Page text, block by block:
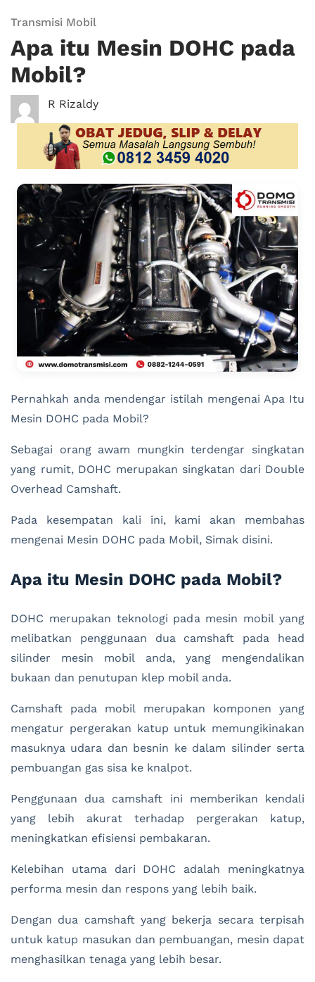
Transmisi Mobil
Apa itu Mesin DOHC pada
Mobil?
R Rizaldy
Pernahkah anda mendengar istilah mengenai Apa Itu
Mesin DOHC pada Mobil?
Sebagai orang awam mungkin terdengar singkatan
yang rumit, DOHC merupakan singkatan dari Double
Overhead Camshaft.
Pada kesempatan kali ini, kami akan membahas
mengenai Mesin DOHC pada Mobil, Simak disini.
Apa itu Mesin DOHC pada Mobil?
DOHC merupakan teknologi pada mesin mobil yang
melibatkan penggunaan dua camshaft pada head
silinder mesin mobil anda, yang mengendalikan
bukaan dan penutupan klep mobil anda.
Camshaft pada mobil merupakan komponen yang
mengatur pergerakan katup untuk memungikinakan
masuknya udara dan besnin ke dalam silinder serta
pembuangan gas sisa ke knalpot.
Penggunaan dua camshaft ini memberikan kendali
yang lebih akurat terhadap pergerakan katup,
meningkatkan efisiensi pembakaran.
Kelebihan utama dari DOHC adalah meningkatnya
performa mesin dan respons yang lebih baik.
Dengan dua camshaft yang bekerja secara terpisah
untuk katup masukan dan pembuangan, mesin dapat
menghasilkan tenaga yang lebih besar.